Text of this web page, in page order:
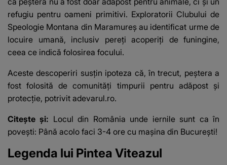
refugiu pentru oameni primitivi. Exploratorii Clubului de
Speologie Montana din Maramureș au identificat urme de
locuire umană, inclusiv pereți acoperiți de funingine,
ceea ce indică folosirea focului.
Aceste descoperiri susțin ipoteza că, în trecut, peștera a
fost folosită de comunități timpurii pentru adăpost și
protecție, potrivit adevarul.ro.
Citește și: Locul din România unde iernile sunt ca în
povești: Până acolo faci 3-4 ore cu mașina din București!
Legenda lui Pintea Viteazul